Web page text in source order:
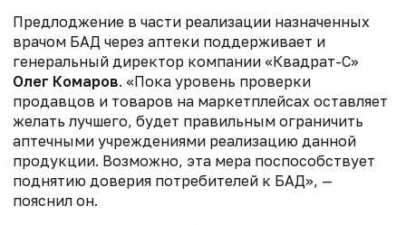
Предлоджение в части реализации назначенных
врачом БАД через аптеки поддерживает и
генеральный директор компании «Квадрат-С»
Олег Комаров. «Пока уровень проверки
продавцов и товаров на маркетплейсах оставляет
желать лучшего, будет правильным ограничить
аптечными учреждениями реализацию данной
продукции. Возможно, эта мера поспособствует
поднятию доверия потребителей к БАД», —
пояснил он.